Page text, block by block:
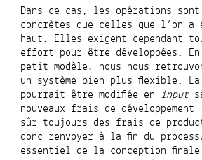
Dans ce cas, les opérations
concrètes que celles que l’on a
haut. Elles exigent cependant
effort pour être développées.
petit modèle, nous nous
un système bien plus flexible.
pourrait être modifiée en input
nouveaux frais de
sûr toujours des frais de
donc renvoyer à la fin du
essentiel de la conception